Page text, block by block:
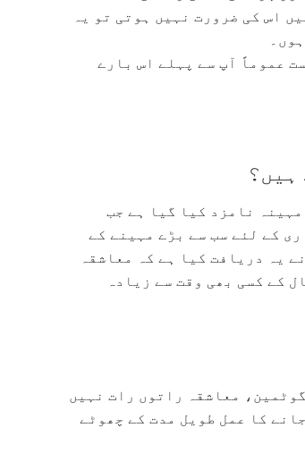
اس کی ضرورت نہیں ہوتی تو یہ
عموماً آپ سے پہلے اس بارے
ہیں؟
نامزد کیا گیا ہے جب
کے لئے سب سے بڑے مہینے کے
یہ دریافت کیا ہے کہ معاشقہ
کے کسی بھی وقت سے زیادہ
معاشقہ راتوں رات نہیں
کا عمل طویل مدت کے چھوٹے